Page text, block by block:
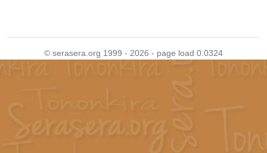
© serasera.org 1999 - 2026 - page load 0.0324